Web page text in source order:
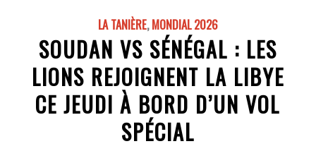
LA TANIÈRE,MONDIAL 2026
SOUDAN VS SÉNÉGAL : LES
LIONS REJOIGNENT LA LIBYE
CE JEUDI À BORD D’UN VOL
SPÉCIAL